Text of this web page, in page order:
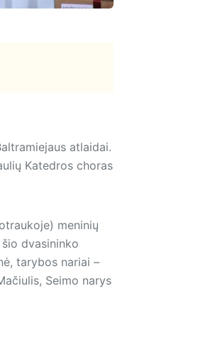
atlaidai.
Katedros choras
meninių
dvasininko
tarybos nariai –
Seimo narys